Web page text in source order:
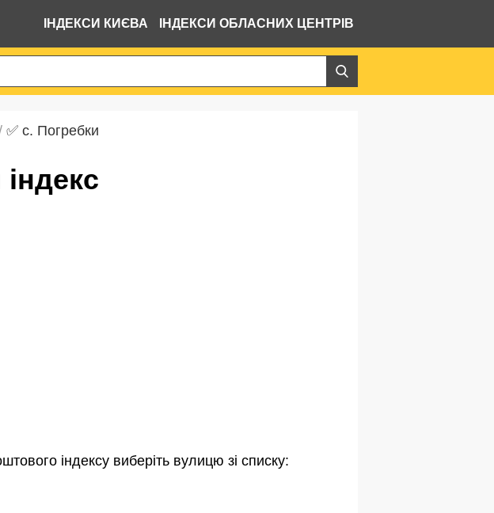
ІНДЕКСИ КИЄВА ІНДЕКСИ ОБЛАСНИХ ЦЕНТРІВ
✅ с. Погребки
індексу виберіть вулицю зі списку: